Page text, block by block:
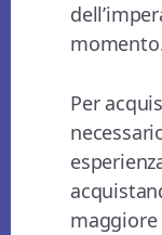
Per
maggiore